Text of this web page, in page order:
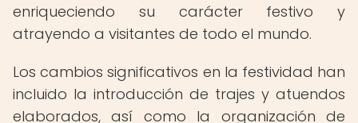
enriqueciendo su carácter festivo y
atrayendo a visitantes de todo el mundo.
Los cambios significativos en la festividad han
incluido la introducción de trajes y atuendos
elaborados, así como la organización de